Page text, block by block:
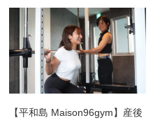
【平和島 Maison96gym】産後